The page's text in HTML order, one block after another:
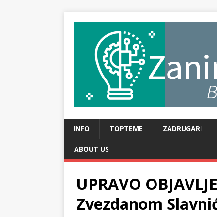
INFO TOPTEME ZADRUGARI
ABOUT US
UPRAVO
Zvezdanom